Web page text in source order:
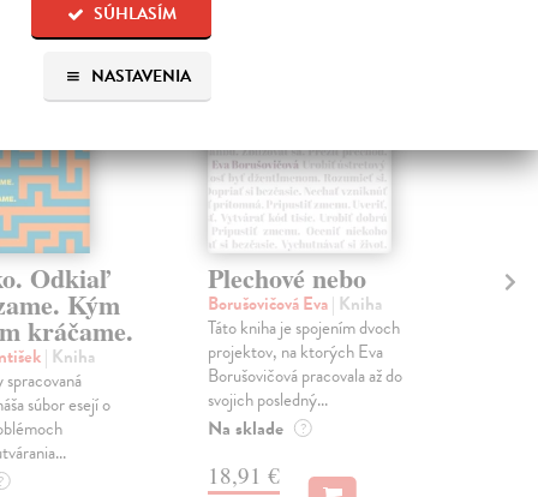
SÚHLASÍM
NASTAVENIA
Odkiaľ
Kým
kráčame.
| Kniha
súbor esejí o
Plechové nebo
Borušovičová Eva| Kniha
Táto kniha je spojením dvoch
projektov, na ktorých Eva
Borušovičová pracovala až do
svojich posledný...
Na sklade ?
18,91 €